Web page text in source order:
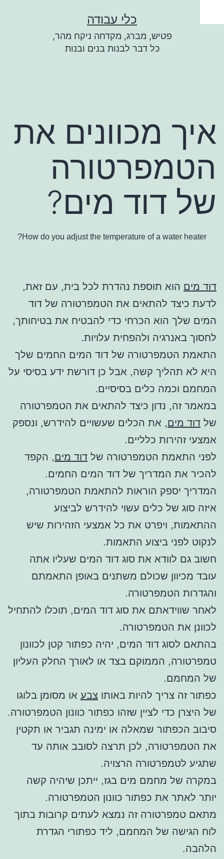
לתוכן
כלי עבודה
פטיש, מברג, מקדחה ניקח מהר,
כל דבר לבנות בנים ובנות
איך מכוונים את
הטמפרטורה
של דוד מים?
How do you adjust the temperature of a water heater?
דוד מים הוא תוספת נהדרת לכל בית, עם זאת,
לדעת כיצד להתאים את הטמפרטורה של דוד
המים שלך הוא הכרחי כדי להבטיח את בטיחותך,
לחסוך באנרגיה ולהפחית עלויות.
התאמת הטמפרטורה של דוד המים החמים שלך
היא לא תהליך קשה, אבל כן דורשת ידע בסיסי על
המחמם וכמה כלים בסיסיים.
במאמר זה, נדון כיצד להתאים את הטמפרטורה
של דוד מים, את הכלים שעשויים להידרש, ונספק
אמצעי זהירות כלליים.
לפני התאמת הטמפרטורה של דוד מים, הקפד
להכיר את המדריך של דוד המים החמים.
המדריך יספק הוראות להתאמת הטמפרטורה,
איזה סוג של כלים עשוי להידרש לביצוע
ההתאמות, ויפרט את כל אמצעי הזהירות שיש
לנקוט לפני ביצוע התאמות.
חשוב גם לוודא את סוג דוד המים שעליו אתה
עובד מכיוון שכולם משתנים באופן התאמתם
והגדרות הטמפרטורה.
לאחר שווידאתם את סוג דוד המים, תוכלו להתחיל
לכוונן את הטמפרטורה.
בהתאם לסוג דוד המים, יהיה כפתור קטן לכוונון
טמפרטורה, הממוקם בצד או לאורך החלק העליון
של המחמם.
כפתור זה צריך להיות באותו צבע או מסומן בלוגו
של היצרן כדי לציין שזהו כפתור כוונון הטמפרטורה.
סיבוב הכפתור שמאלה או ימינה תגביר או תקטין
את הטמפרטורה, לכן תרצה לסובב אותה עד
שתגיע לטמפרטורה הרצויה.
במקרה של מחמם מים בגז, ייתכן שיהיה קשה
יותר לאתר את כפתור כוונון הטמפרטורה.
מתאם טמפרטורה זה נמצא לעתים קרובות בתוך
לוח הגישה של המחמם, ליד כפתורי הגדרת
הלהבה.